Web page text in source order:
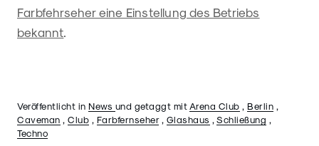
Farbfehrseher eine Einstellung des Betriebs
bekannt
Veröffentlicht in News und getaggt mit Arena Club Berlin
Caveman
Club Farbfernseher, Glashaus Schließung
Techno